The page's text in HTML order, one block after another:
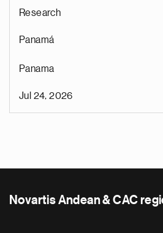
Research
Panamá
Panama
Jul 24, 2026
Novartis Andean & CAC